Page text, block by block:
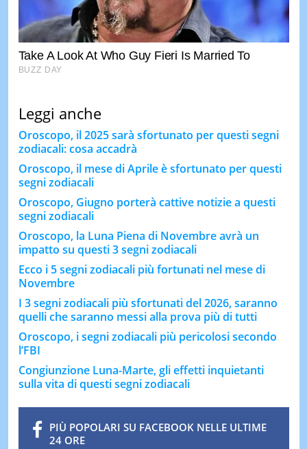
Leggi anche
Oroscopo, il 2025 sarà sfortunato per questi segni
zodiacali: cosa accadrà
Oroscopo, il mese di Aprile è sfortunato per questi
segni zodiacali
Oroscopo, Giugno porterà cattive notizie a questi
segni zodiacali
Oroscopo, la Luna Piena di Novembre avrà un
impatto su questi 3 segni zodiacali
Ecco i 5 segni zodiacali più fortunati nel mese di
Novembre
I 3 segni zodiacali più sfortunati del 2026, saranno
quelli che saranno messi alla prova più di tutti
Oroscopo, i segni zodiacali più pericolosi secondo
l’FBI
Congiunzione Luna-Marte, gli effetti inquietanti
sulla vita di questi segni zodiacali
PIÙ POPOLARI SU FACEBOOK NELLE ULTIME
24 ORE